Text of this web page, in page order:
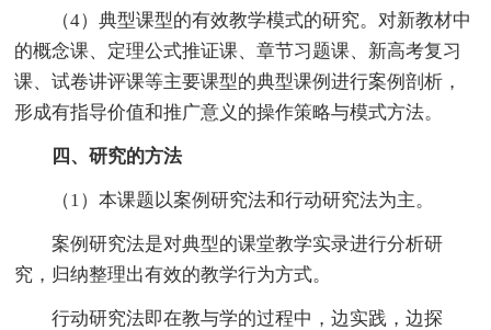
（4）典型课型的有效教学模式的研究。对新教材中
的概念课、定理公式推证课、章节习题课、新高考复习
课、试卷讲评课等主要课型的典型课例进行案例剖析，
形成有指导价值和推广意义的操作策略与模式方法。
四、研究的方法
（1）本课题以案例研究法和行动研究法为主。
案例研究法是对典型的课堂教学实录进行分析研
究，归纳整理出有效的教学行为方式。
行动研究法即在教与学的过程中，边实践，边探